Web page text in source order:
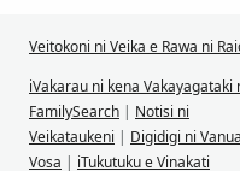
Veitokoni ni Veika e Rawa ni
iVakarau ni kena Vakayagataki
FamilySearch | Notisi ni
Veikataukeni | Digidigi ni
Vosa | iTukutuku e Vinakati